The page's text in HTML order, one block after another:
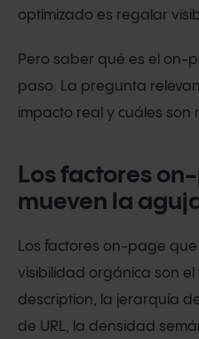
optimizado es regalar
Pero saber qué es el on-
paso. La pregunta
impacto real y cuáles son
Los factores
mueven la
Los factores on-page
visibilidad orgánica son el
description, la jerarquía
de URL, la densidad